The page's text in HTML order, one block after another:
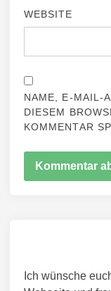
WEBSITE
NAME, E-MAIL-
DIESEM
KOMMENTAR
Ich wünsche